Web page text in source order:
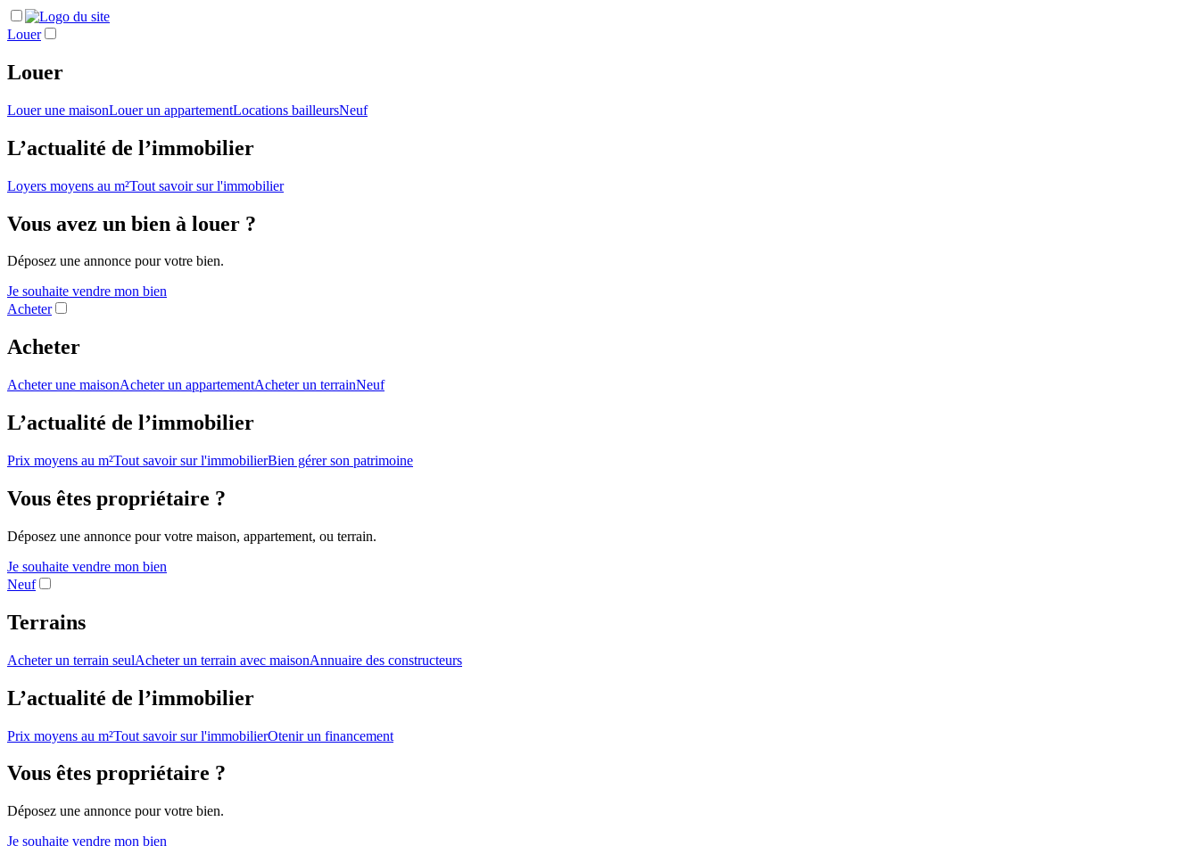
Louer
Louer
Louer une maisonLouer un appartementLocations bailleursNeuf
L’actualité de l’immobilier
Loyers moyens au m²Tout savoir sur l'immobilier
Vous avez un bien à louer ?
Déposez une annonce pour votre bien.
Je souhaite vendre mon bien
Acheter
Acheter
Acheter une maisonAcheter un appartementAcheter un terrainNeuf
L’actualité de l’immobilier
Prix moyens au m²Tout savoir sur l'immobilierBien gérer son patrimoine
Vous êtes propriétaire ?
Déposez une annonce pour votre maison, appartement, ou terrain.
Je souhaite vendre mon bien
Neuf
Terrains
Acheter un terrain seulAcheter un terrain avec maisonAnnuaire des constructeurs
L’actualité de l’immobilier
Prix moyens au m²Tout savoir sur l'immobilierOtenir un financement
Vous êtes propriétaire ?
Déposez une annonce pour votre bien.
Je souhaite vendre mon bien